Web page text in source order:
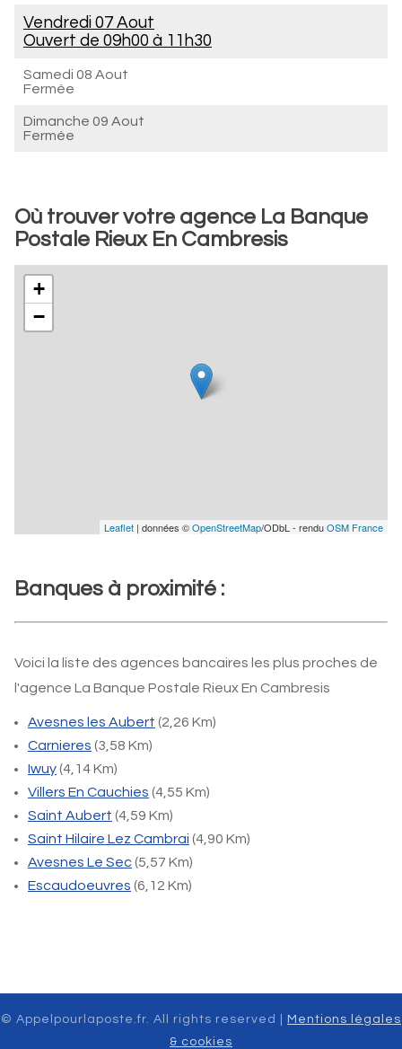
Vendredi 07 Aout
Ouvert de 09h00 à 11h30
Samedi 08 Aout
Fermée
Dimanche 09 Aout
Fermée
Où trouver votre agence La Banque
Postale Rieux En Cambresis
+
−
Leaflet | données ©OpenStreetMap/ODbL - renduOSM France
Banques à proximité :
Voici la liste des agences bancaires les plus proches de
l'agence La Banque Postale Rieux En Cambresis
Avesnes les Aubert (2,26 Km)
Carnieres (3,58 Km)
Iwuy(4,14 Km)
Villers En Cauchies (4,55 Km)
Saint Aubert (4,59 Km)
Saint Hilaire Lez Cambrai (4,90 Km)
Avesnes Le Sec(5,57 Km)
Escaudoeuvres (6,12 Km)
© Appelpourlaposte.fr. All rights reserved |
Mentions légales
& cookies